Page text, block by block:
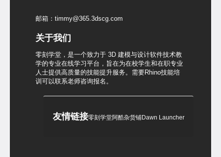
邮箱：timmy@365.3dscg.com
关于我们
零刻学堂，是一个致力于 3D 建模与设计软件技术教
学的专业在线学习平台，旨在为在校学生和在职专业
人士提供高质量的技能提升服务。需要Rhino技能培
训可以联系老师咨询报名。
友情链接零刻学堂阿酷杂货铺Dawn Launcher